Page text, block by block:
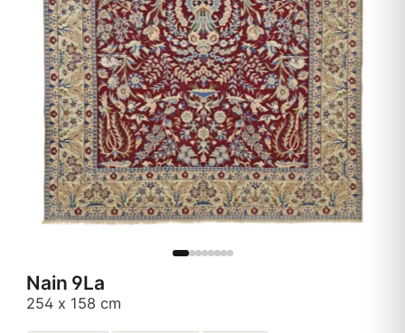
Nain 9La
254 x 158 cm